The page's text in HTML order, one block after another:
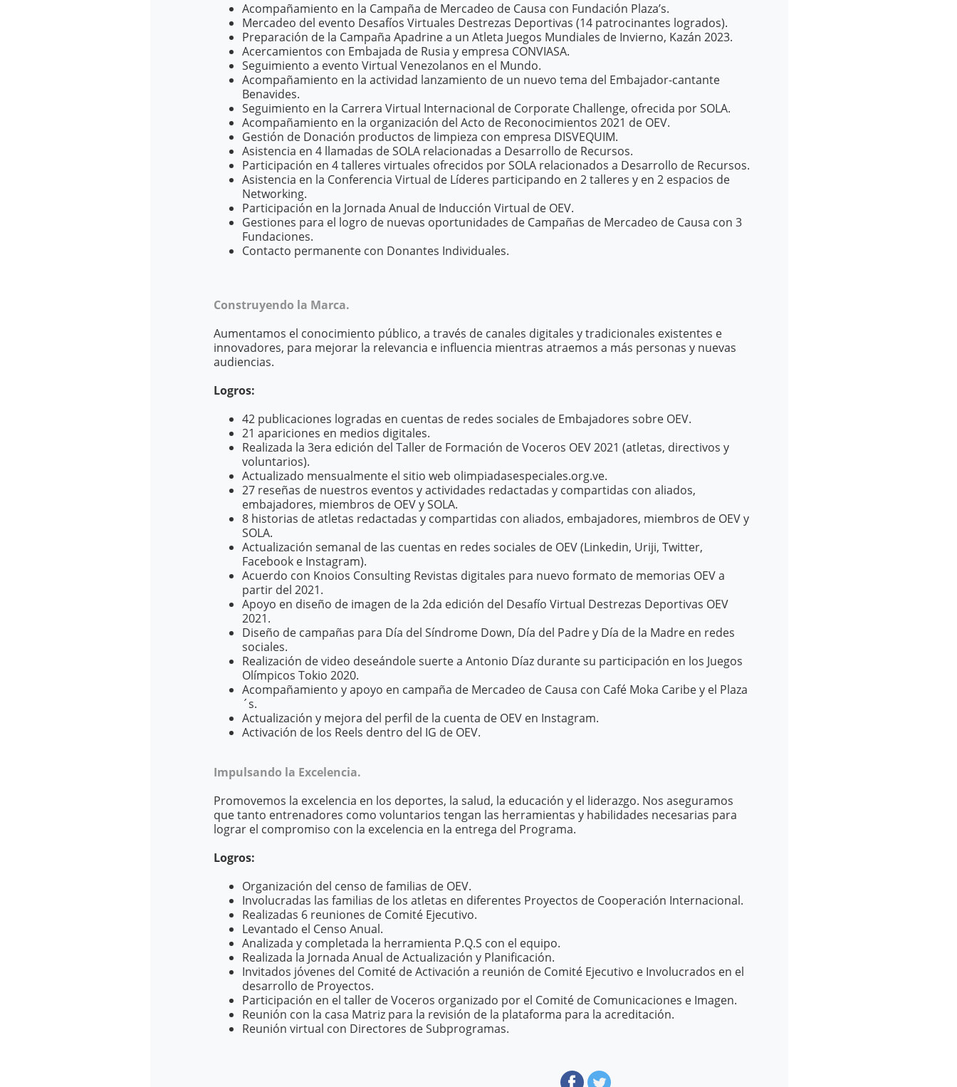
Acompañamiento en la Campaña de Mercadeo de Causa con Fundación Plaza’s.
Mercadeo del evento Desafíos Virtuales Destrezas Deportivas (14 patrocinantes logrados).
Preparación de la Campaña Apadrine a un Atleta Juegos Mundiales de Invierno, Kazán 2023.
Acercamientos con Embajada de Rusia y empresa CONVIASA.
Seguimiento a evento Virtual Venezolanos en el Mundo.
Acompañamiento en la actividad lanzamiento de un nuevo tema del Embajador-cantante
Benavides.
Seguimiento en la Carrera Virtual Internacional de Corporate Challenge, ofrecida por SOLA.
Acompañamiento en la organización del Acto de Reconocimientos 2021 de OEV.
Gestión de Donación productos de limpieza con empresa DISVEQUIM.
Asistencia en 4 llamadas de SOLA relacionadas a Desarrollo de Recursos.
Participación en 4 talleres virtuales ofrecidos por SOLA relacionados a Desarrollo de Recursos.
Asistencia en la Conferencia Virtual de Líderes participando en 2 talleres y en 2 espacios de
Networking.
Participación en la Jornada Anual de Inducción Virtual de OEV.
Gestiones para el logro de nuevas oportunidades de Campañas de Mercadeo de Causa con 3
Fundaciones.
Contacto permanente con Donantes Individuales.
Construyendo la Marca.
Aumentamos el conocimiento público, a través de canales digitales y tradicionales existentes e
innovadores, para mejorar la relevancia e influencia mientras atraemos a más personas y nuevas
audiencias.
Logros:
42 publicaciones logradas en cuentas de redes sociales de Embajadores sobre OEV.
21 apariciones en medios digitales.
Realizada la 3era edición del Taller de Formación de Voceros OEV 2021 (atletas, directivos y
voluntarios).
Actualizado mensualmente el sitio web olimpiadasespeciales.org.ve.
27 reseñas de nuestros eventos y actividades redactadas y compartidas con aliados,
embajadores, miembros de OEV y SOLA.
8 historias de atletas redactadas y compartidas con aliados, embajadores, miembros de OEV y
SOLA.
Actualización semanal de las cuentas en redes sociales de OEV (Linkedin, Uriji, Twitter,
Facebook e Instagram).
Acuerdo con Knoios Consulting Revistas digitales para nuevo formato de memorias OEV a
partir del 2021.
Apoyo en diseño de imagen de la 2da edición del Desafío Virtual Destrezas Deportivas OEV
2021.
Diseño de campañas para Día del Síndrome Down, Día del Padre y Día de la Madre en redes
sociales.
Realización de video deseándole suerte a Antonio Díaz durante su participación en los Juegos
Olímpicos Tokio 2020.
Acompañamiento y apoyo en campaña de Mercadeo de Causa con Café Moka Caribe y el Plaza
´s.
Actualización y mejora del perfil de la cuenta de OEV en Instagram.
Activación de los Reels dentro del IG de OEV.
Impulsando la Excelencia.
Promovemos la excelencia en los deportes, la salud, la educación y el liderazgo. Nos aseguramos
que tanto entrenadores como voluntarios tengan las herramientas y habilidades necesarias para
lograr el compromiso con la excelencia en la entrega del Programa.
Logros:
Organización del censo de familias de OEV.
Involucradas las familias de los atletas en diferentes Proyectos de Cooperación Internacional.
Realizadas 6 reuniones de Comité Ejecutivo.
Levantado el Censo Anual.
Analizada y completada la herramienta P.Q.S con el equipo.
Realizada la Jornada Anual de Actualización y Planificación.
Invitados jóvenes del Comité de Activación a reunión de Comité Ejecutivo e Involucrados en el
desarrollo de Proyectos.
Participación en el taller de Voceros organizado por el Comité de Comunicaciones e Imagen.
Reunión con la casa Matriz para la revisión de la plataforma para la acreditación.
Reunión virtual con Directores de Subprogramas.